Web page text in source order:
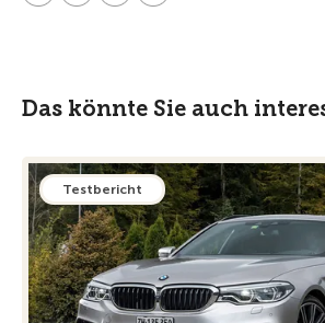
Das könnte Sie auch
Testbericht